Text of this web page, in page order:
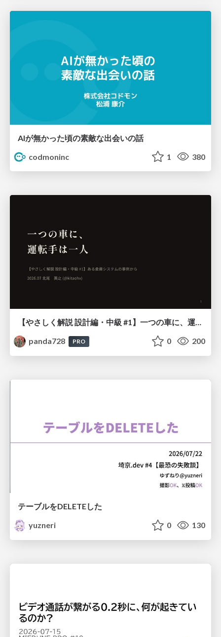
AIが無かった頃の素敵な出会いの話
codmoninc
1 380
【やさしく解説 設計編・中級 #1】一つの車に、運転手は一人 ～ある倉庫システムの事例から～
panda728
PRO 0 200
テーブルをDELETEした
yuzneri
0 130